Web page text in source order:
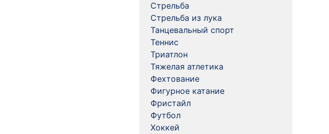
Стрельба
Стрельба из лука
Танцевальный спорт
Теннис
Триатлон
Тяжелая атлетика
Фехтование
Фигурное катание
Фристайл
Футбол
Хоккей